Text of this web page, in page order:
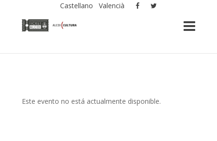
Castellano Valencià
Este evento no está actualmente disponible.